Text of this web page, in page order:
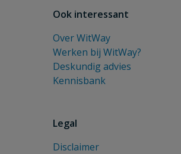
Ook interessant
Over WitWay
Werken bij WitWay?
Deskundig advies
Kennisbank
Legal
Disclaimer